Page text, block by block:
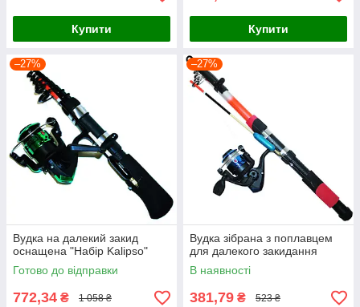
Купити Купити
–27%
Вудка на далекий закид
оснащена "Набір Kalipso"
Готово до відправки
772,34 ₴ 1 058 ₴
–27%
Вудка зібрана з поплавцем
для далекого закидання
В наявності
381,79 ₴ 523 ₴